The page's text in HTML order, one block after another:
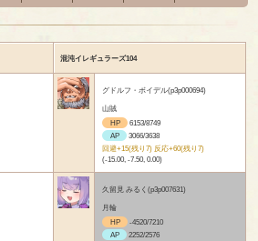
混沌イレギュラーズ104
グドルフ・ボイデル(p3p000694)
山賊
HP
6153/8749
AP
3066/3638
回避+15(残り7) 反応+60(残り7)
(-15.00, -7.50, 0.00)
久留見 みるく(p3p007631)
月輪
HP
-4520/7210
AP
2252/2576